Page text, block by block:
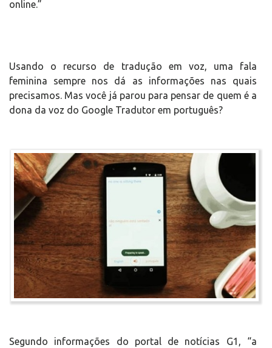
online.”
Usando o recurso de tradução em voz, uma fala
feminina sempre nos dá as informações nas quais
precisamos. Mas você já parou para pensar de quem é a
dona da voz do Google Tradutor em português?
Segundo informações do portal de notícias G1, “a